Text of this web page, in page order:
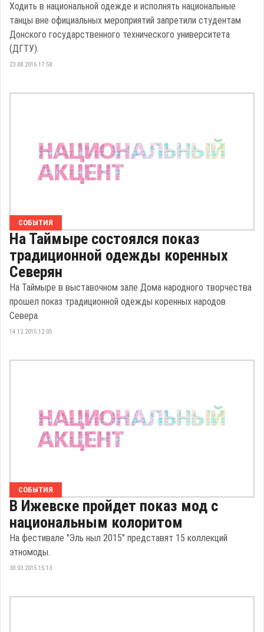
Ходить в национальной одежде и исполнять национальные
танцы вне официальных мероприятий запретили студентам
Донского государственного технического университета
(ДГТУ).
23.08.2016 17:58
СОБЫТИЯ
На Таймыре состоялся показ
традиционной одежды коренных
Северян
На Таймыре в выставочном зале Дома народного творчества
прошел показ традиционной одежды коренных народов
Севера.
14.12.2015 12:05
СОБЫТИЯ
В Ижевске пройдет показ мод с
национальным колоритом
На фестивале "Эль ныл 2015" представят 15 коллекций
этномоды.
30.03.2015 15:13